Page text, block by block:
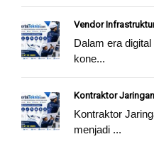
Vendor
Dalam era
kone...
Kontraktor
Kontraktor
menjadi ...